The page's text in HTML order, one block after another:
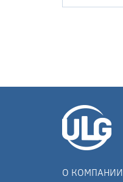
О КОМПАНИИ